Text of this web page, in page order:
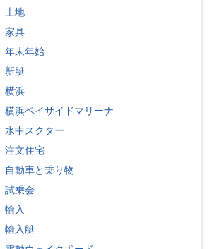
土地
家具
年末年始
新艇
横浜
横浜ベイサイドマリーナ
水中スクター
注文住宅
自動車と乗り物
試乗会
輸入
輸入艇